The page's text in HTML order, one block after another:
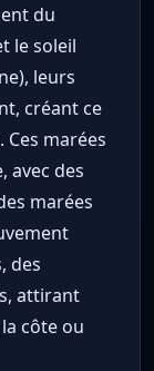
du
le soleil
leurs
créant ce
marées
avec des
marées
des
attirant
côte ou